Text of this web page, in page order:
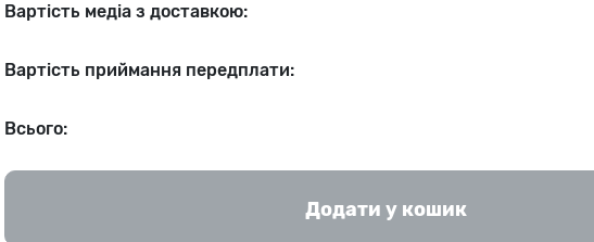
Вартість медіа з доставкою:
Вартість приймання передплати:
Всього:
Додати у кошик